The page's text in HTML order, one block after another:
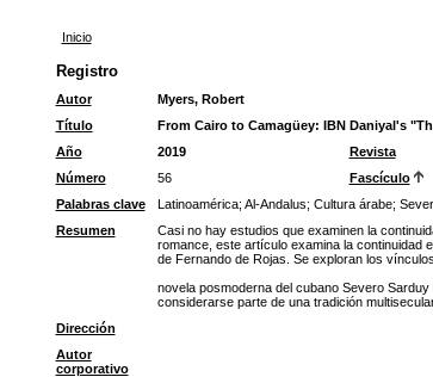
Inicio
Registro
Autor
Myers, Robert
Título
From Cairo to Camagüey: IBN Daniyal's
Año
2019 Revista
Número
56 Fascículo
Palabras clave
Latinoamérica; Al-Andalus; Cultura árabe;
Resumen
Casi no hay estudios que examinen la
romance, este artículo examina la continuidad
de Fernando de Rojas. Se exploran los
novela posmoderna del cubano Severo
considerarse parte de una tradición
Dirección
Autor
corporativo